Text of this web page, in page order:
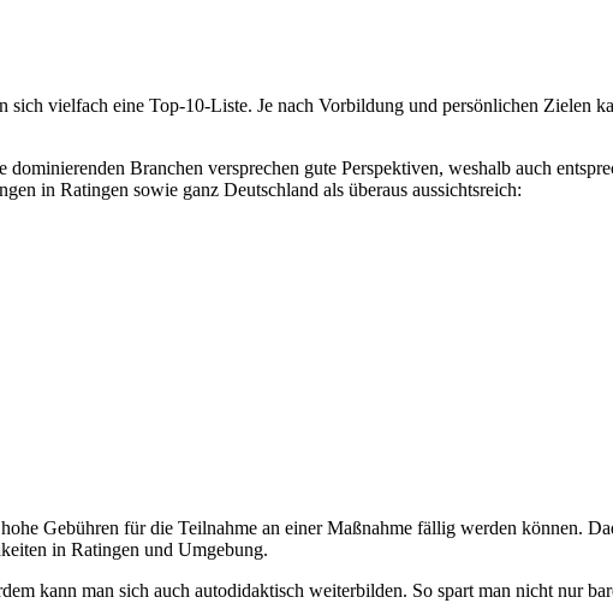
vielfach eine Top-10-Liste. Je nach Vorbildung und persönlichen Zielen
Branchen versprechen gute Perspektiven, weshalb auch
in Ratingen sowie ganz Deutschland als überaus aussichtsreich:
Gebühren für die Teilnahme an einer Maßnahme fällig werden können.
in Ratingen und Umgebung.
kann man sich auch autodidaktisch weiterbilden. So spart man nicht nur